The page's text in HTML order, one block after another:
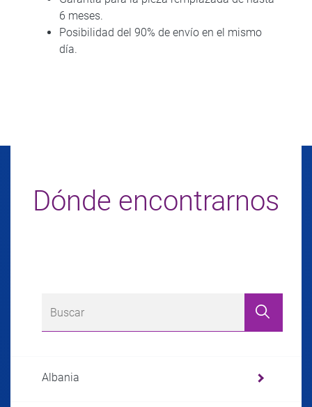
6 meses.
Posibilidad del 90% de envío en el mismo
día.
Dónde encontrarnos
Albania